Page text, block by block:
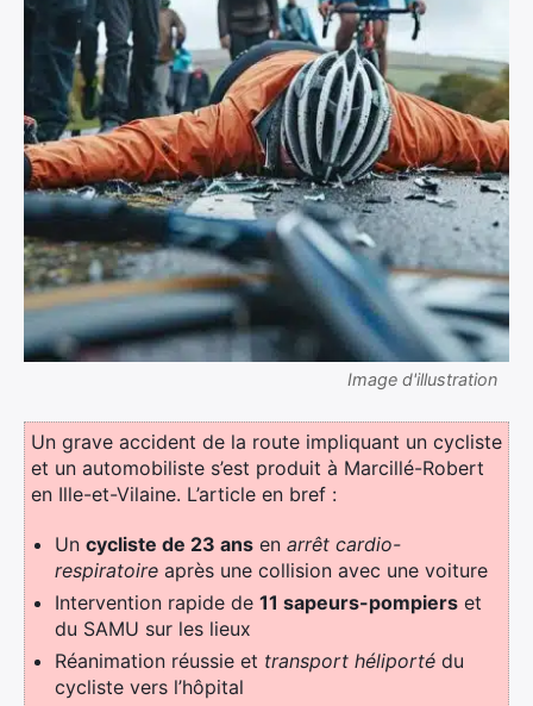
Image d'illustration
Un grave accident de la route impliquant un cycliste
et un automobiliste s’est produit à Marcillé-Robert
en Ille-et-Vilaine. L’article en bref :
Un cycliste de 23 ans en arrêt cardio-
respiratoire après une collision avec une voiture
Intervention rapide de 11 sapeurs-pompiers et
du SAMU sur les lieux
Réanimation réussie et transport héliporté du
cycliste vers l’hôpital